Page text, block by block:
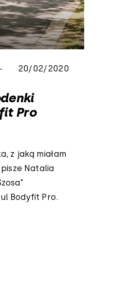
20/02/2020
Pro
z jaką miałam
Natalia
Bodyfit Pro.